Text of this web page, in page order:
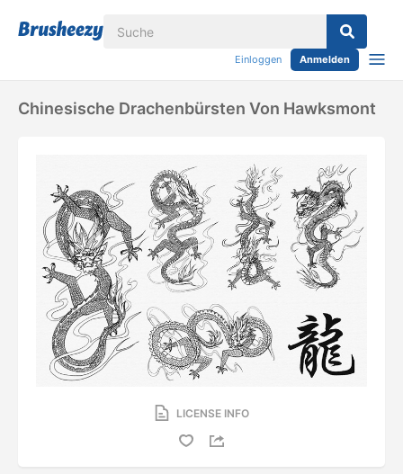
Einloggen Anmelden
Chinesische Drachenbürsten Von Hawksmont
LICENSE INFO